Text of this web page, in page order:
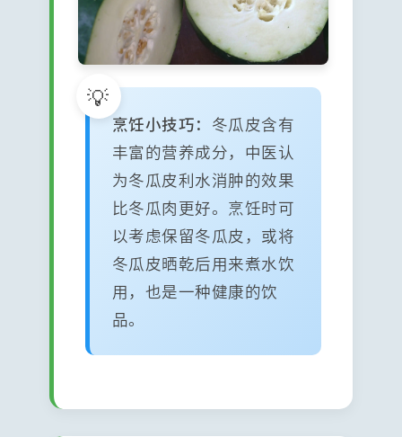
烹饪小技巧： 冬瓜皮含有
丰富的营养成分，中医认
为冬瓜皮利水消肿的效果
比冬瓜肉更好。烹饪时可
以考虑保留冬瓜皮，或将
冬瓜皮晒乾后用来煮水饮
用，也是一种健康的饮
品。